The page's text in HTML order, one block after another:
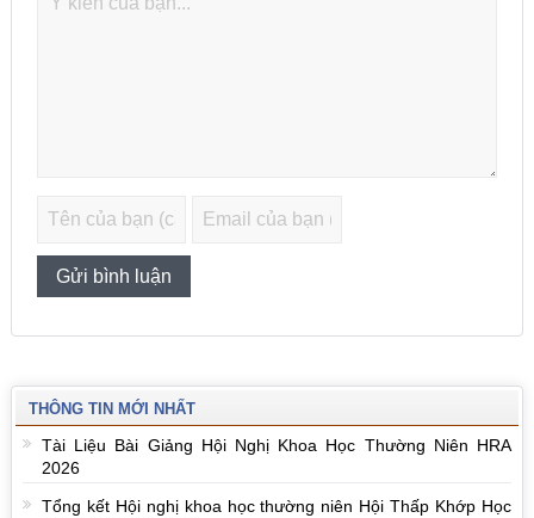
THÔNG TIN MỚI NHẤT
Tài Liệu Bài Giảng Hội Nghị Khoa Học Thường Niên HRA
2026
Tổng kết Hội nghị khoa học thường niên Hội Thấp Khớp Học